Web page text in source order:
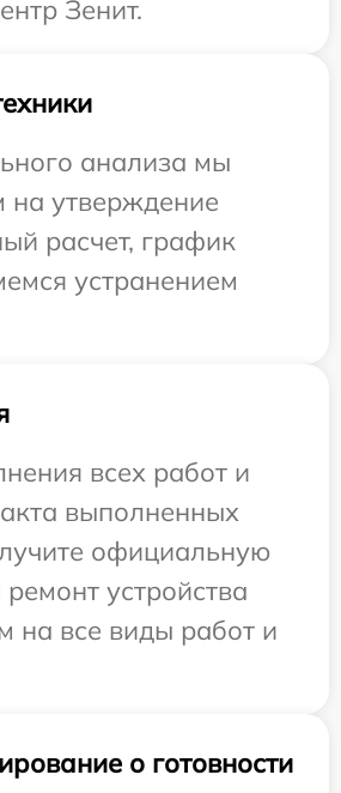
Зенит.
анализа мы
на утверждение
расчет, график
устранением
всех работ и
выполненных
официальную
устройства
на все виды работ и
о готовности